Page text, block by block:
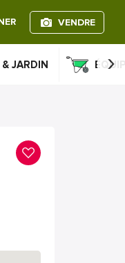
VENDRE
JARDIN ›